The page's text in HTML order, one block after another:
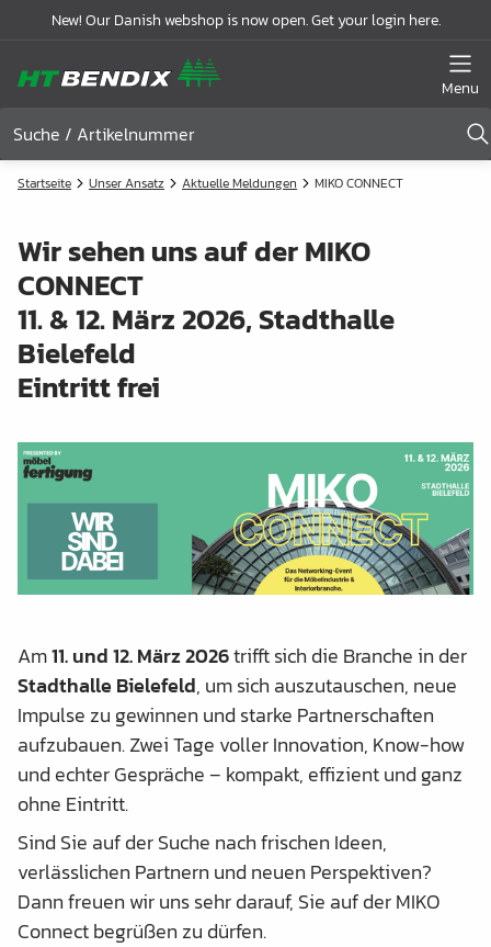
New! Our Danish webshop is now open. Get your login here.
Menu
Startseite Unser Ansatz Aktuelle Meldungen MIKO CONNECT
Wir sehen uns auf der MIKO
CONNECT
11. & 12. März 2026, Stadthalle
Bielefeld
Eintritt frei
Am11. und 12. März 2026trifft sich die Branche in der
Stadthalle Bielefeld, um sich auszutauschen, neue
Impulse zu gewinnen und starke Partnerschaften
aufzubauen. Zwei Tage voller Innovation, Know-how
und echter Gespräche – kompakt, effizient und ganz
ohne Eintritt.
Sind Sie auf der Suche nach frischen Ideen,
verlässlichen Partnern und neuen Perspektiven?
Dann freuen wir uns sehr darauf, Sie auf der MIKO
Connect begrüßen zu dürfen.